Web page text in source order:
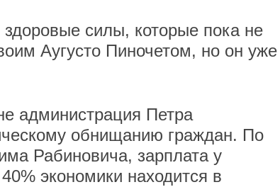
здоровые силы, которые пока не
Аугусто Пиночетом, но он уже
администрация Петра
обнищанию граждан. По
Рабиновича, зарплата у
экономики находится в